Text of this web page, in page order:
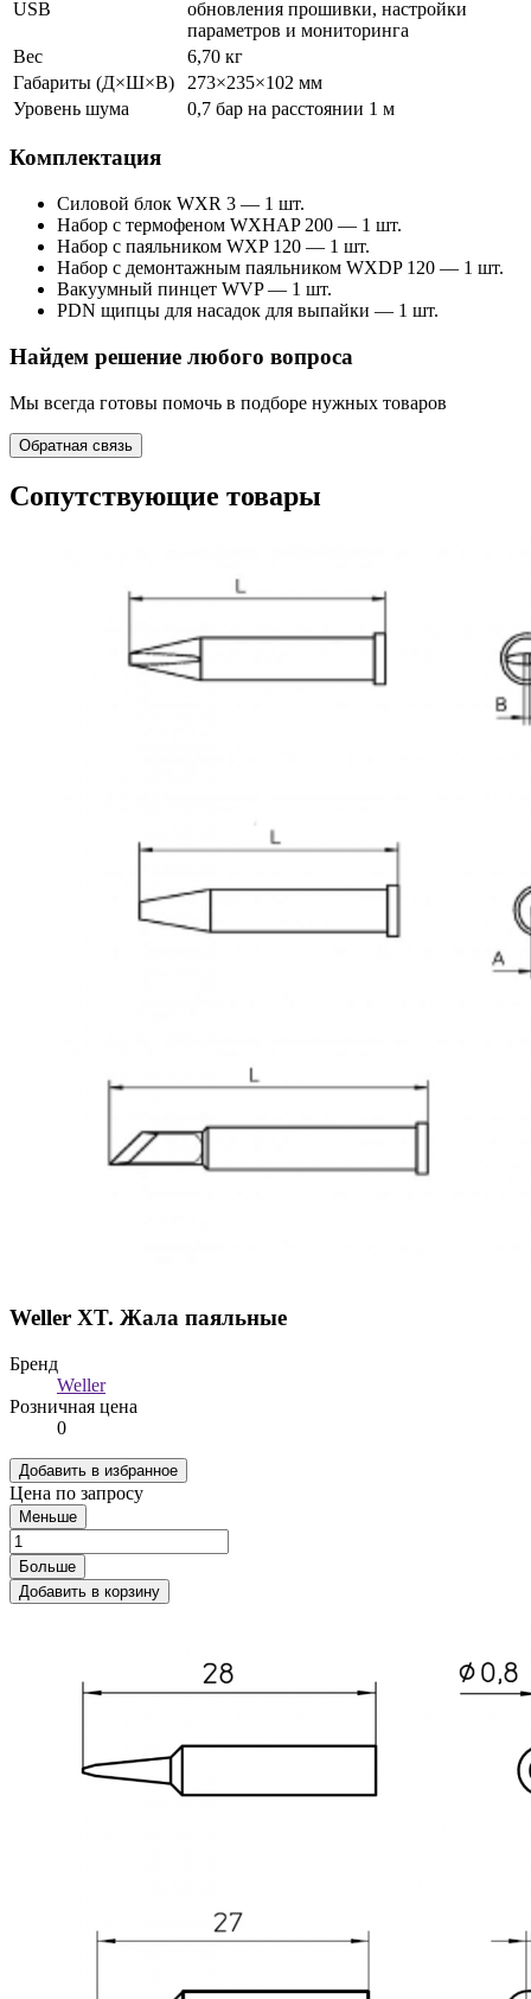
PDN щипцы для насадок для выпайки — 1 шт.
USB
обновления прошивки, настройки
параметров и мониторинга
Вес
6,70 кг
Габариты (Д×Ш×В)
273×235×102 мм
Уровень шума
0,7 бар на расстоянии 1 м
Комплектация
Силовой блок WXR 3 — 1 шт.
Набор с термофеном WXHAP 200 — 1 шт.
Набор с паяльником WXP 120 — 1 шт.
Набор с демонтажным паяльником WXDP 120 — 1 шт.
Вакуумный пинцет WVP — 1 шт.
PDN щипцы для насадок для выпайки — 1 шт.
Найдем решение любого вопроса
Мы всегда готовы помочь в подборе нужных товаров
Обратная связь
Сопутствующие товары
Weller XT. Жала паяльные
Бренд
Weller
Розничная цена
0
Добавить в избранное
Цена по запросу
Меньше
Больше
Добавить в корзину